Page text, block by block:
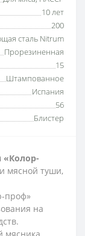
10 лет
200
сталь Nitrum
Прорезиненная
15
Штампованное
Испания
56
Блистер
«Колор-
мясной туши,
проф»
на